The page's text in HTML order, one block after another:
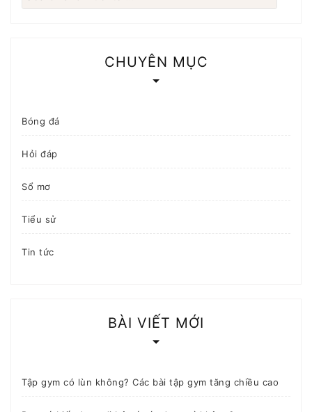
for:
CHUYÊN MỤC
Bóng đá
Hỏi đáp
Sổ mơ
Tiểu sử
Tin tức
BÀI VIẾT MỚI
Tập gym có lùn không? Các bài tập gym tăng chiều cao